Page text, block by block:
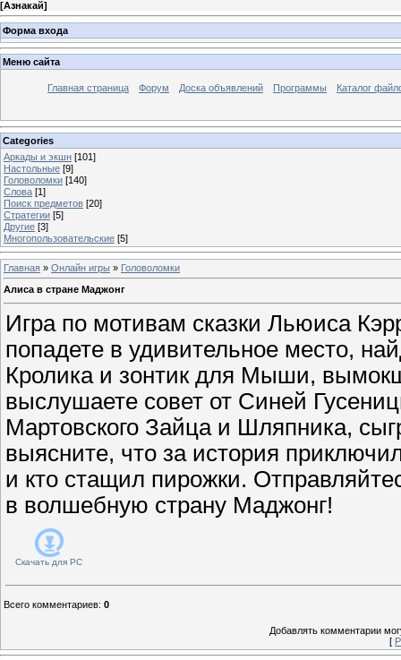
[Азнакай]
Форма входа
Меню сайта
Главная страница Форум Доска объявлений Программы Каталог
Categories
Аркады и экшн [101]
Настольные [9]
Головоломки [140]
Слова [1]
Поиск предметов [20]
Стратегии [5]
Другие [3]
Многопользовательские [5]
Главная » Онлайн игры » Головоломки
Алиса в стране Маджонг
Игра по мотивам сказки Льюиса
попадете в удивительное место,
Кролика и зонтик для Мыши,
выслушаете совет от Синей
Мартовского Зайца и Шляпника,
выясните, что за история
и кто стащил пирожки.
в волшебную страну Маджонг!
Скачать для PC
Всего комментариев: 0
Добавлять комментарии
[